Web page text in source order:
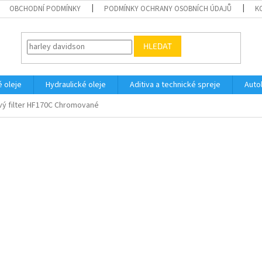
OBCHODNÍ PODMÍNKY PODMÍNKY OCHRANY OSOBNÍCH ÚDAJŮ
HLEDAT
oleje Hydraulické oleje Aditiva a technické spreje
filter HF170C Chromované